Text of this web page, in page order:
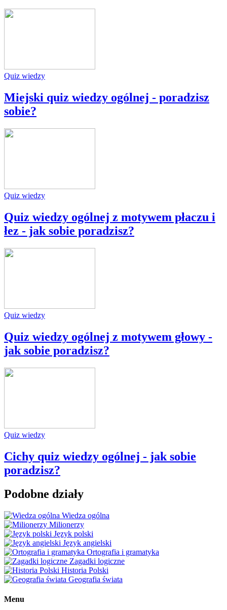
Quiz wiedzy
Miejski quiz wiedzy ogólnej - poradzisz
sobie?
Quiz wiedzy
Quiz wiedzy ogólnej z motywem płaczu i
łez - jak sobie poradzisz?
Quiz wiedzy
Quiz wiedzy ogólnej z motywem głowy -
jak sobie poradzisz?
Quiz wiedzy
Cichy quiz wiedzy ogólnej - jak sobie
poradzisz?
Podobne działy
Wiedza ogólna
Milionerzy
Język polski
Język angielski
Ortografia i gramatyka
Zagadki logiczne
Historia Polski
Geografia świata
Menu